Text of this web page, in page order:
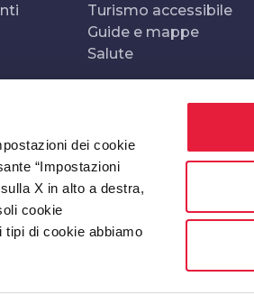
dei cookie
“Impostazioni
X in alto a destra,
cookie
tipi di cookie abbiamo
Turismo accessibile
Guide e mappe
Salute